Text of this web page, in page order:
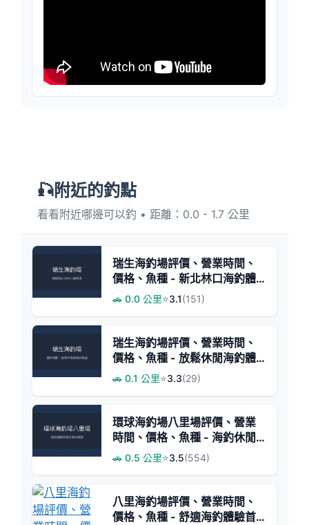
🎣附近的釣點
看看附近哪邊可以釣 • 距離：0.0 - 1.7 公里
瑞生海釣場評價、營業時間、
價格、魚種 - 新北林口海釣體
🚗 0.0 公里⭐3.1(151)
瑞生海釣場評價、營業時間、
價格、魚種 - 放鬆休閒海釣體
🚗 0.1 公里⭐3.3(29)
環球海釣場八里場評價、營業
時間、價格、魚種 - 海釣休閒
體驗
🚗 0.5 公里⭐3.5(554)
八里海釣場評價、營業時間、
價格、魚種 - 舒適海釣體驗首